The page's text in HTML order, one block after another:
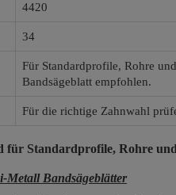
4420
34
Für Standardprofile, Rohre
Bandsägeblatt empfohlen.
Für die richtige Zahnwahl
für Standardprofile, Rohre
Bandsägeblätter